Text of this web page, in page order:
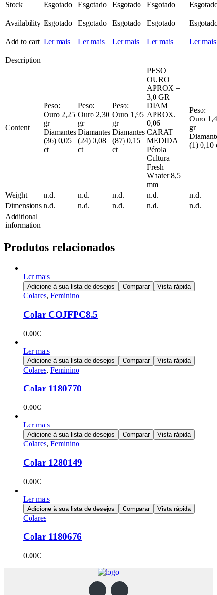
Stock Esgotado Esgotado Esgotado Esgotado
Availability Esgotado Esgotado Esgotado Esgotado
Add to cart Ler mais Ler mais Ler mais Ler mais Ler mais
Description
Content
Peso:
Ouro 2,25
gr
Diamantes
(36) 0,05
ct
Peso:
Ouro 2,30
gr
Diamantes
(24) 0,08
ct
Peso:
Ouro 1,95
gr
Diamantes
(87) 0,15
ct
PESO
OURO
APROX =
3,0 GR
DIAM
APROX.
0,06
CARAT
MEDIDA
Pérola
Cultura
Fresh
Whater 8,5
mm
Peso:
Ouro
gr
(1) 0,10
Weight n.d. n.d. n.d. n.d.
n.d.
Dimensions n.d. n.d. n.d. n.d.
n.d.
Additional
information
Produtos relacionados
Ler mais
Adicione à sua lista de desejos Comparar Vista rápida
Colares, Feminino
Colar COJFPC8.5
0.00€
Ler mais
Adicione à sua lista de desejos Comparar Vista rápida
Colares, Feminino
Colar 1180770
0.00€
Ler mais
Adicione à sua lista de desejos Comparar Vista rápida
Colares, Feminino
Colar 1280149
0.00€
Ler mais
Adicione à sua lista de desejos Comparar Vista rápida
Colares
Colar 1180676
0.00€